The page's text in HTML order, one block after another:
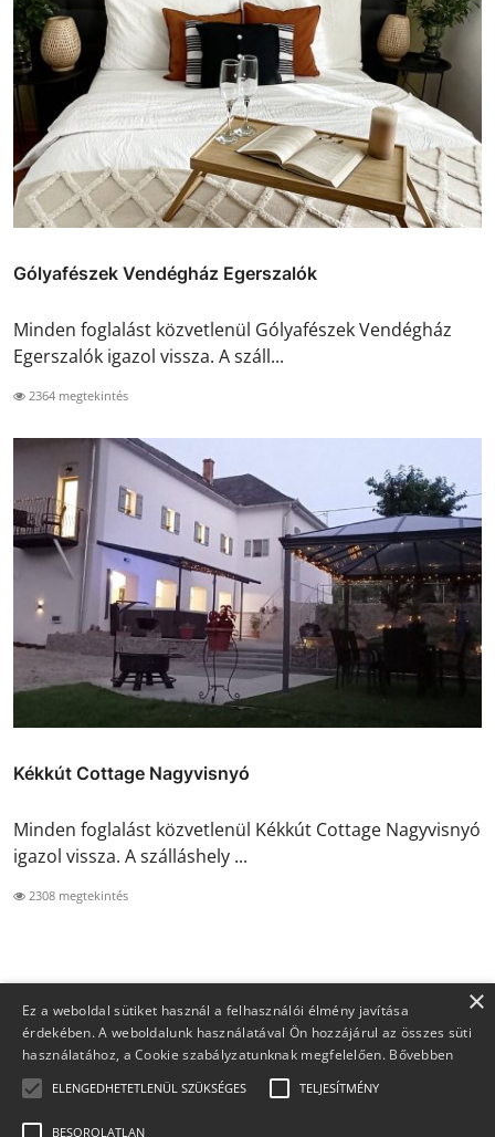
Gólyafészek Vendégház Egerszalók
Minden foglalást közvetlenül Gólyafészek Vendégház
Egerszalók igazol vissza. A száll...
2364 megtekintés
Kékkút Cottage Nagyvisnyó
Minden foglalást közvetlenül Kékkút Cottage Nagyvisnyó
igazol vissza. A szálláshely ...
2308 megtekintés
×
Ez a weboldal sütiket használ a felhasználói élmény javítása
érdekében. A weboldalunk használatával Ön hozzájárul az összes süti
használatához, a Cookie szabályzatunknak megfelelően. Bővebben
ELENGEDHETETLENÜL SZÜKSÉGES TELJESÍTMÉNY
BESOROLATLAN